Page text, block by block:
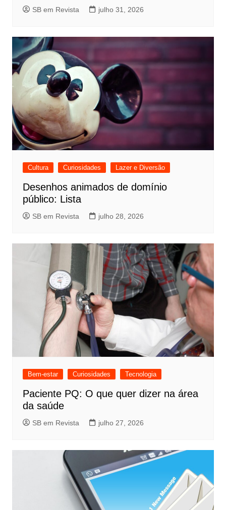
SB em Revista julho 31, 2026
Cultura Curiosidades Lazer e Diversão
Desenhos animados de domínio
público: Lista
SB em Revista julho 28, 2026
Bem-estar Curiosidades Tecnologia
Paciente PQ: O que quer dizer na área
da saúde
SB em Revista julho 27, 2026